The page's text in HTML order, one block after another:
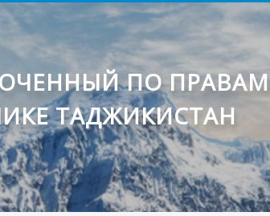
ПО ПРАВАМ
ТАДЖИКИСТАН